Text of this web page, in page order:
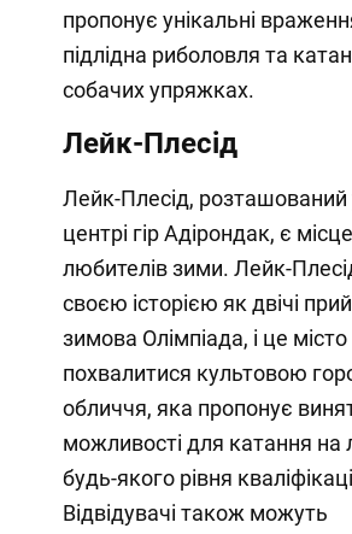
пропонує унікальні
підлідна риболовля та
собачих упряжках.
Лейк-Плесід
Лейк-Плесід,
центрі гір Адірондак, є
любителів зими. Лейк-
своєю історією як двічі
зимова Олімпіада, і це
похвалитися культовою
обличчя, яка пропонує
можливості для катання на
будь-якого рівня
Відвідувачі також можуть